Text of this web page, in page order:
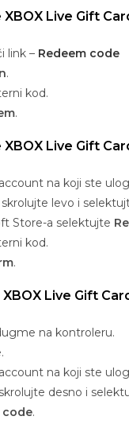
Live Gift
link – Redeem code
.
kod.
.
Live Gift
na koji ste
levo i
Store-a selektujte
kod.
.
Live Gift
na kontroleru.
na koji ste
desno i
code.